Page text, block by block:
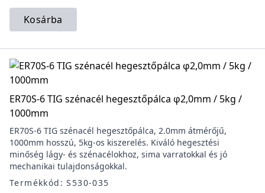
Kosárba
ER70S-6 TIG szénacél hegesztőpálca φ2,0mm / 5kg /
1000mm
ER70S-6 TIG szénacél hegesztőpálca, 2.0mm átmérőjű,
1000mm hosszú, 5kg-os kiszerelés. Kiváló hegesztési
minőség lágy- és szénacélokhoz, sima varratokkal és jó
mechanikai tulajdonságokkal.
Termékkód: S530-035